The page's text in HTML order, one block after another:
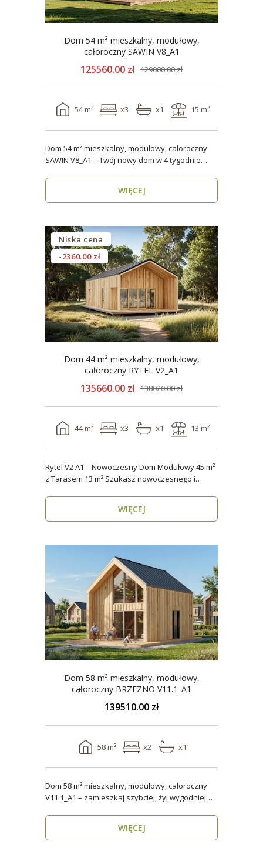
Dom 54 m² mieszkalny, modułowy,
całoroczny SAWIN V8_A1
125560.00 zł 129000.00 zł
54 m² x3 x1 15 m²
Dom 54 m² mieszkalny, modułowy, całoroczny
SAWIN V8_A1 – Twój nowy dom w 4 tygodnie
WIĘCEJ
Niska cena
-2360.00 zł
Dom 44 m² mieszkalny, modułowy,
całoroczny RYTEL V2_A1
135660.00 zł 138020.00 zł
44 m² x3 x1 13 m²
Rytel V2 A1 – Nowoczesny Dom Modułowy 45 m²
z Tarasem 13 m² Szukasz nowoczesnego i
WIĘCEJ
Dom 58 m² mieszkalny, modułowy,
całoroczny BRZEZNO V11.1_A1
139510.00 zł
58 m² x2 x1
Dom 58 m² mieszkalny, modułowy, całoroczny
V11.1_A1 – zamieszkaj szybciej, żyj wygodniej
WIĘCEJ